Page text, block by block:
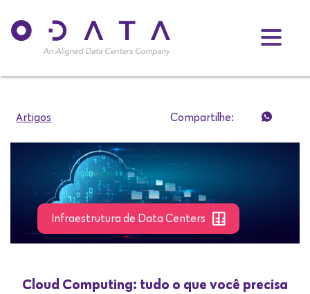
Artigos Compartilhe:
Infraestrutura de Data Centers
Cloud Computing: tudo o que você precisa